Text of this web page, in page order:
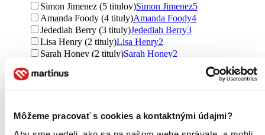
Môžeme pracovať s cookies a kontaktnými údajmi?
Simon Jimenez (5 titulov)Simon Jimenez5
Amanda Foody (4 tituly)Amanda Foody4
Jedediah Berry (3 tituly)Jedediah Berry3
Lisa Henry (2 tituly)Lisa Henry2
Sarah Honey (2 tituly)Sarah Honey2
Ďalšie možnosti
Slovart (8 titulov) Slovart
Laser books (6 titulov)